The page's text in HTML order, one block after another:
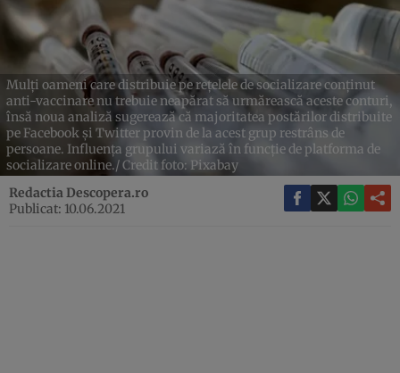
Mulți oameni care distribuie pe rețelele de socializare conținut
anti-vaccinare nu trebuie neapărat să urmărească aceste conturi,
însă noua analiză sugerează că majoritatea postărilor distribuite
pe Facebook și Twitter provin de la acest grup restrâns de
persoane. Influența grupului variază în funcție de platforma de
socializare online./ Credit foto: Pixabay
Redactia Descopera.ro
Publicat: 10.06.2021